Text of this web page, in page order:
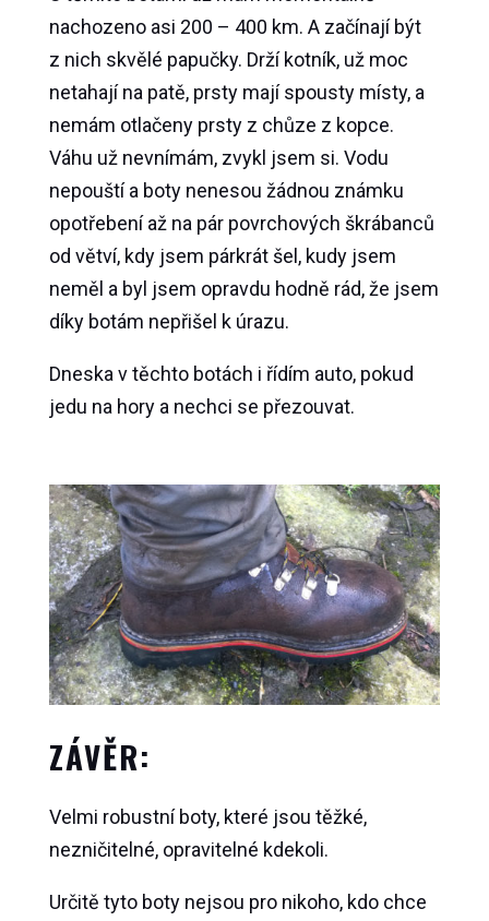
nachozeno asi 200 – 400 km. A začínají být
z nich skvělé papučky. Drží kotník, už moc
netahají na patě, prsty mají spousty místy, a
nemám otlačeny prsty z chůze z kopce.
Váhu už nevnímám, zvykl jsem si. Vodu
nepouští a boty nenesou žádnou známku
opotřebení až na pár povrchových škrábanců
od větví, kdy jsem párkrát šel, kudy jsem
neměl a byl jsem opravdu hodně rád, že jsem
díky botám nepřišel k úrazu.
Dneska v těchto botách i řídím auto, pokud
jedu na hory a nechci se přezouvat.
ZÁVĚR:
Velmi robustní boty, které jsou těžké,
nezničitelné, opravitelné kdekoli.
Určitě tyto boty nejsou pro nikoho, kdo chce